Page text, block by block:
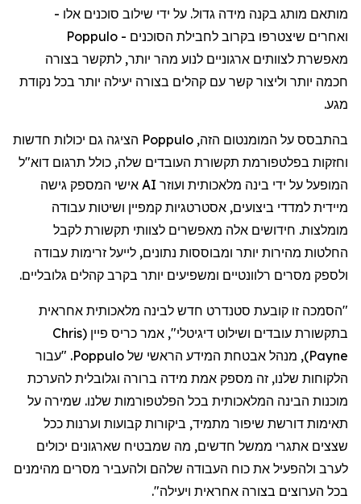
מותאם מותג בקנה מידה גדול. על ידי שילוב סוכנים אלו -
ואחרים שיצטרפו בקרוב לחבילת הסוכנים -
Poppulo
מאפשרת לצוותים ארגוניים לנוע מהר יותר, לתקשר בצורה
חכמה יותר וליצור קשר עם קהלים בצורה יעילה יותר בכל נקודת
מגע.
בהתבסס על המומנטום הזה,
Poppulo הציגה גם יכולות חדשות
וחזקות בפלטפורמת תקשורת העובדים שלה, כולל תרגום דוא"ל
המופעל על ידי בינה מלאכותית ועוזר אישי המספק גישה
מיידית למדדי ביצועים, אסטרטגיות קמפיין ושיטות עבודה
מומלצות. חידושים אלה מאפשרים לצוותי תקשורת לקבל
החלטות מהירות יותר ומבוססות נתונים, לייעל זרימות עבודה
ולספק מסרים רלוונטיים ומשפיעים יותר בקרב קהלים גלובליים.
"הסמכה זו קובעת סטנדרט חדש לבינה מלאכותית אחראית
בתקשורת עובדים ושילוט דיגיטלי", אמר כריס פיין (
Chris
Payne
)
, מנהל אבטחת המידע הראשי של Poppulo
. "עבור
הלקוחות שלנו, זה מספק אמת מידה ברורה וגלובלית להערכת
מוכנות הבינה המלאכותית בכל הפלטפורמות שלנו. שמירה על
תאימות דורשת שיפור מתמיד, ביקורות קבועות וערנות ככל
שצצים אתגרי ממשל חדשים, מה שמבטיח שארגונים יכולים
לערב ולהפעיל את כוח העבודה שלהם ולהעביר מסרים מהימנים
בכל הערוצים בצורה אחראית ויעילה".